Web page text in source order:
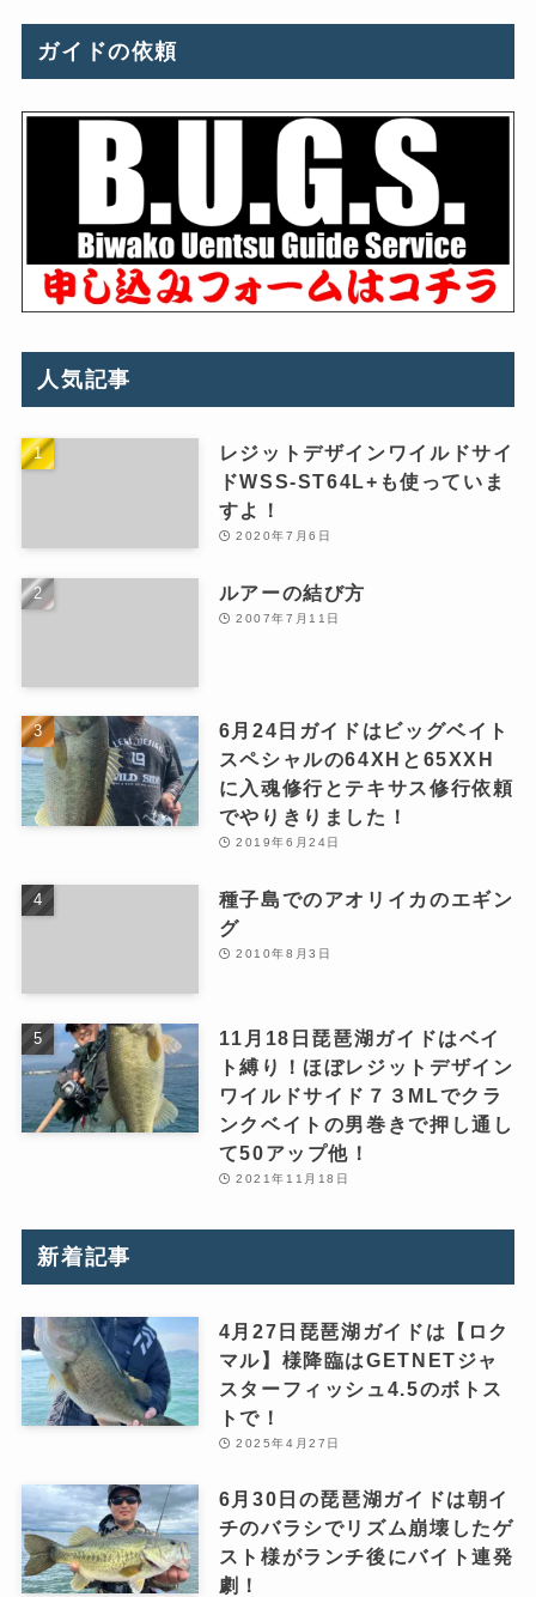
ガイドの依頼
人気記事
レジットデザインワイルドサイ
ドWSS-ST64L+も使っていま
すよ！
2020年7月6日
ルアーの結び方
2007年7月11日
6月24日ガイドはビッグベイト
スペシャルの64XHと65XXH
に入魂修行とテキサス修行依頼
でやりきりました！
2019年6月24日
種子島でのアオリイカのエギン
グ
2010年8月3日
11月18日琵琶湖ガイドはベイ
ト縛り！ほぼレジットデザイン
ワイルドサイド７３MLでクラ
ンクベイトの男巻きで押し通し
て50アップ他！
2021年11月18日
新着記事
4月27日琵琶湖ガイドは【ロク
マル】様降臨はGETNETジャ
スターフィッシュ4.5のボトス
トで！
2025年4月27日
6月30日の琵琶湖ガイドは朝イ
チのバラシでリズム崩壊したゲ
スト様がランチ後にバイト連発
劇！